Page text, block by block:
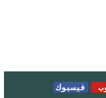
فيسبوك